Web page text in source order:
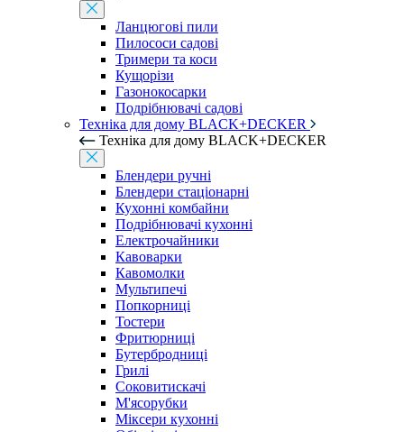
Ланцюгові пили
Пилососи садові
Тримери та коси
Кущорізи
Газонокосарки
Подрібнювачі садові
Техніка для дому BLACK+DECKER
Техніка для дому BLACK+DECKER
Блендери ручні
Блендери стаціонарні
Кухонні комбайни
Подрібнювачі кухонні
Електрочайники
Кавоварки
Кавомолки
Мультипечі
Попкорниці
Тостери
Фритюрниці
Бутербродниці
Грилі
Соковитискачі
М'ясорубки
Міксери кухонні